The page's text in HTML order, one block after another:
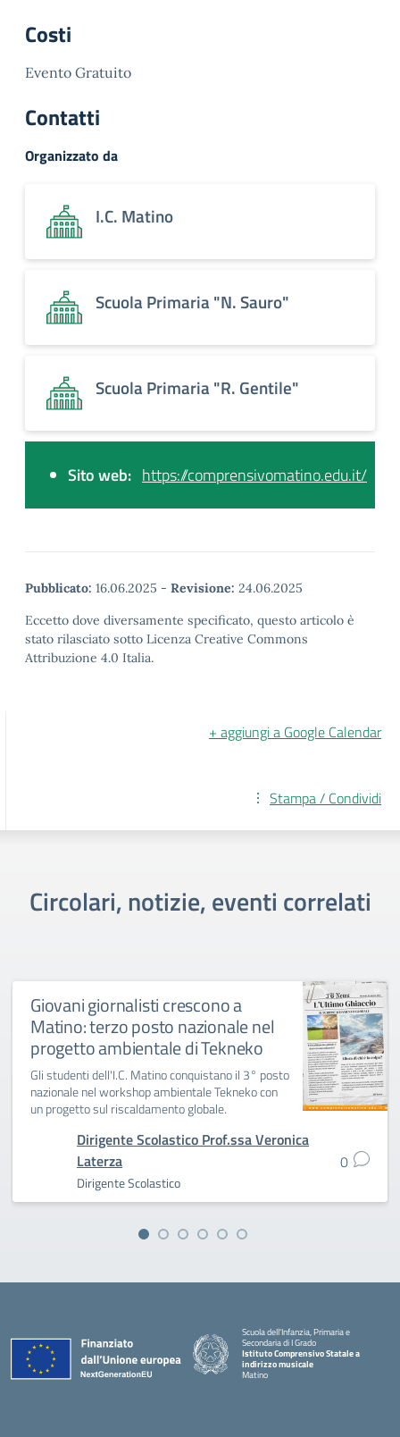
Costi
Evento Gratuito
Contatti
Organizzato da
I.C. Matino
Scuola Primaria "N. Sauro"
Scuola Primaria "R. Gentile"
Sito web: https://comprensivomatino.edu.it/
Pubblicato: 16.06.2025 - Revisione: 24.06.2025
Eccetto dove diversamente specificato, questo articolo è
stato rilasciato sotto Licenza Creative Commons
Attribuzione 4.0 Italia.
+ aggiungi a Google Calendar
Stampa / Condividi
Circolari, notizie, eventi correlati
Giovani giornalisti crescono a
Matino: terzo posto nazionale nel
progetto ambientale di Tekneko
Gli studenti dell'I.C. Matino conquistano il 3° posto
nazionale nel workshop ambientale Tekneko con
un progetto sul riscaldamento globale.
Dirigente Scolastico Prof.ssa Veronica
Laterza
Dirigente Scolastico
0
Scuola dell'Infanzia, Primaria e
Secondaria di I Grado
Istituto Comprensivo Statale a
indirizzo musicale
Matino